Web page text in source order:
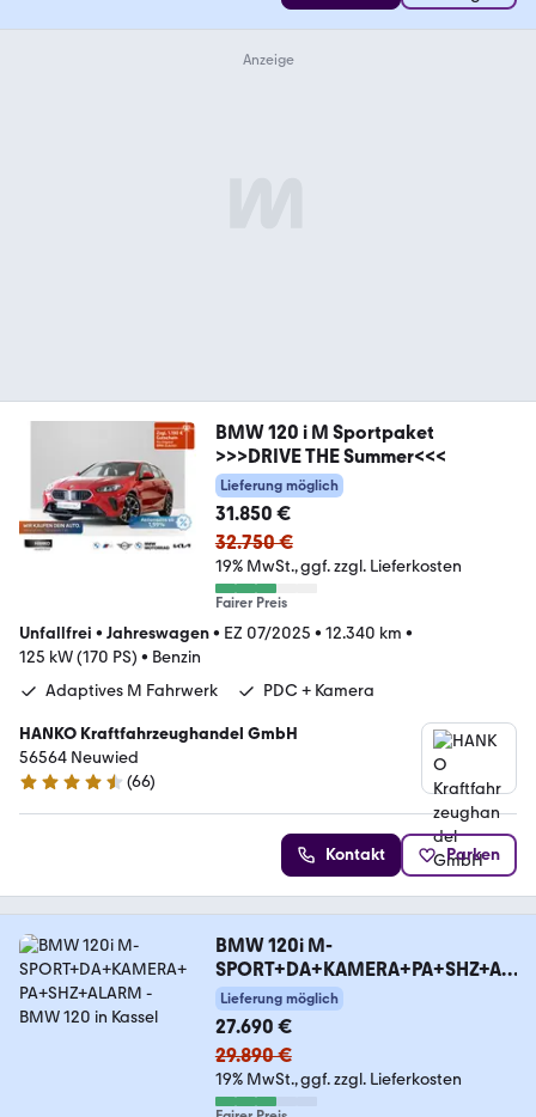
BMW 120 i M Sportpaket
>>>DRIVE THE Summer<<<
Lieferung möglich
31.850 €
32.750 €
19% MwSt. ggf. zzgl. Lieferkosten
Fairer Preis
Unfallfrei • Jahreswagen• EZ 07/2025 • 12.340 km •
125 kW (170 PS) • Benzin
Adaptives M Fahrwerk
PDC + Kamera
HANKO Kraftfahrzeughandel GmbH
56564 Neuwied
4.3 Sterne
(66)
Kontakt Parken
BMW 120i M-
SPORT+DA+KAMERA+PA+SHZ+AL
ARM
Lieferung möglich
27.690 €
29.890 €
19% MwSt. ggf. zzgl. Lieferkosten